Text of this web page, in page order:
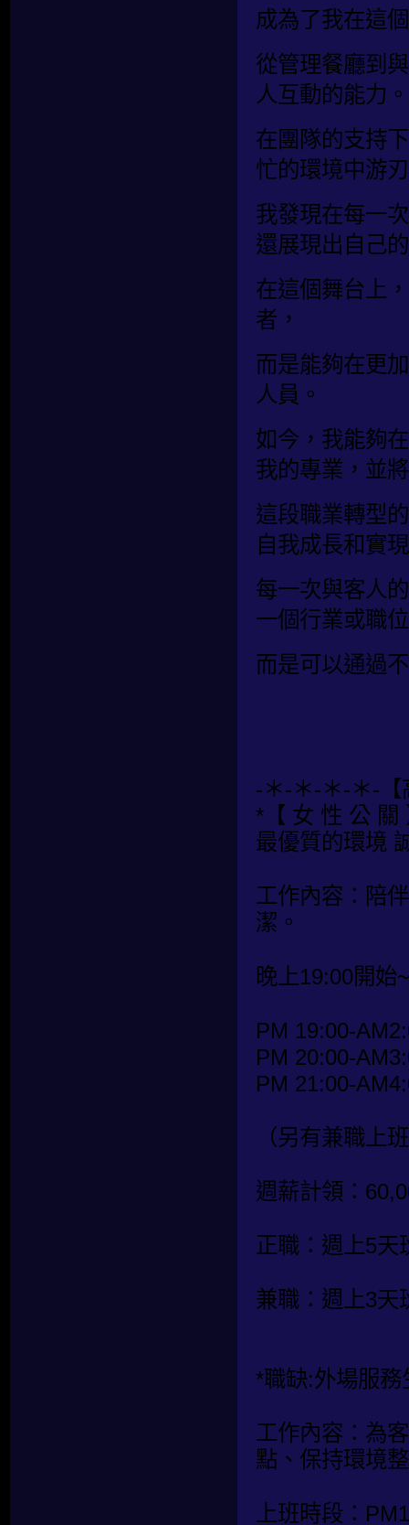
成為了我在這
從管理餐廳到
人互動的能力。
在團隊的支持
忙的環境中游
我發現在每一
還展現出自己
在這個舞台上
者，
而是能夠在更
人員。
如今，我能夠
我的專業，並
這段職業轉型
自我成長和實
每一次與客人
一個行業或職位
而是可以通過
-＊-＊-＊-＊-
*【 女 性 公 關
最優質的環境
工作內容：陪
潔。
晚上19:00開始~
PM 19:00-
PM 20:00-
PM 21:00-
（另有兼職上
週薪計領：
正職：週上5天
兼職：週上3天
*職缺:外場服務
工作內容：為
點、保持環境
上班時段：